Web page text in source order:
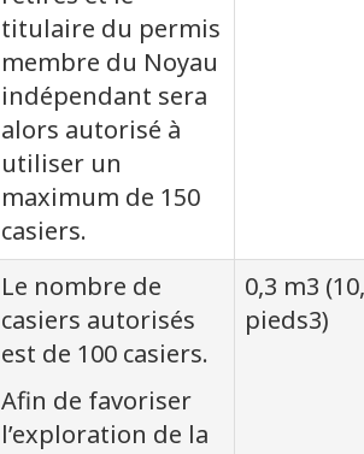
titulaire du permis
membre du Noyau
indépendant sera
alors autorisé à
utiliser un
maximum de 150
casiers.
Le nombre de
casiers autorisés
est de 100 casiers.
Afin de favoriser
l’exploration de la
0,3 m3
pieds3)